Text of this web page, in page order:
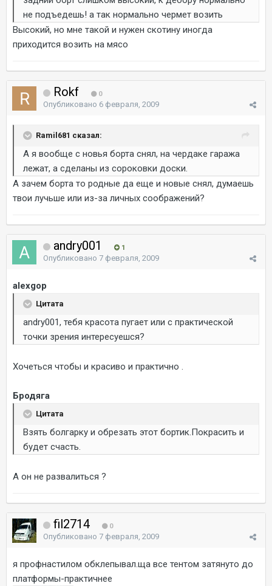
не подъедешь! а так нормально чермет возить
Высокий, но мне такой и нужен скотину иногда
приходится возить на мясо
Rokf 0
Опубликовано 6 февраля, 2009
Ramil681 сказал:
А я вообще с новья борта снял, на чердаке гаража
лежат, а сделаны из сороковки доски.
А зачем борта то родные да еще и новые снял, думаешь
твои лучьше или из-за личных соображений?
andry001 1
Опубликовано 7 февраля, 2009
alexgop
Цитата
andry001, тебя красота пугает или с практической
точки зрения интересуешся?
Хочеться чтобы и красиво и практично .
Бродяга
Цитата
Взять болгарку и обрезать этот бортик.Покрасить и
будет счасть.
А он не развалиться ?
fil2714 0
Опубликовано 7 февраля, 2009
я профнастилом обклепывал.ща все тентом затянуто до
платформы-практичнее